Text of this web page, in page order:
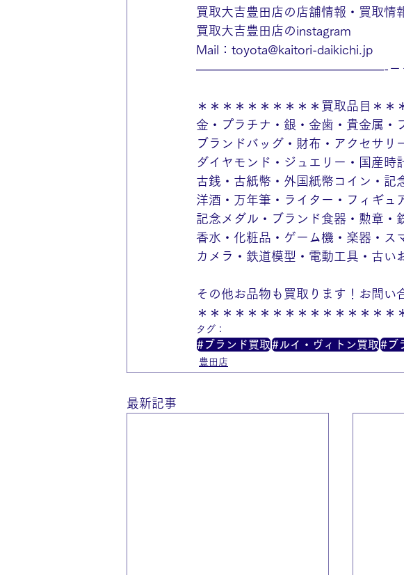
買取大吉豊田店の店舗情報・買取情
買取大吉豊田店のinstagram
Mail：toyota@kaitori-daikichi.jp
———————————————-－
＊＊＊＊＊＊＊＊＊＊買取品目＊＊
金・プラチナ・銀・金歯・貴金属・
ブランドバッグ・財布・アクセサリ
ダイヤモンド・ジュエリー・国産時
古銭・古紙幣・外国紙幣コイン・記
洋酒・万年筆・ライター・フィギュ
記念メダル・ブランド食器・勲章・
香水・化粧品・ゲーム機・楽器・ス
カメラ・鉄道模型・電動工具・古い
その他お品物も買取ります！お問い
＊＊＊＊＊＊＊＊＊＊＊＊＊＊＊＊
タグ：
#ブランド買取#ルイ・ヴィトン買取#ブ
豊田店
最新記事